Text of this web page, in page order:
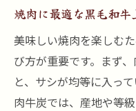
焼肉に最適な黒毛和
美味しい焼肉を楽しむ
び方が重要です。まず
と、サシが均等に入っ
肉牛炭では、産地や等